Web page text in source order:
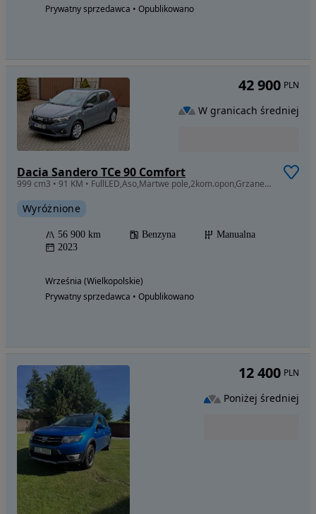
Prywatny sprzedawca • Opublikowano
Dacia Sandero TCe 90 Comfort
999 cm3 • 91 KM • FullLED,Aso,Martwe pole,2kom.opon,Grzane fot
Wyróżnione
56 900 km Benzyna
Manualna
2023
Września (Wielkopolskie)
Prywatny sprzedawca • Opublikowano
42 900 PLN
W granicach średniej
12 400 PLN
Poniżej średniej